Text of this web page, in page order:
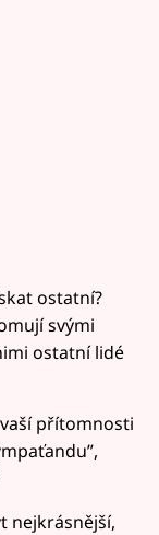
ostatní?
svými
ostatní lidé
přítomnosti
nejkrásnější,